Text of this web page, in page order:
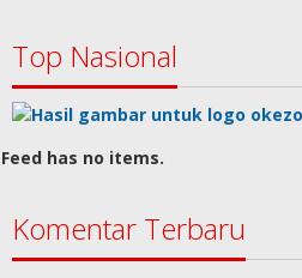
Top Nasional
Feed has no items.
Komentar Terbaru